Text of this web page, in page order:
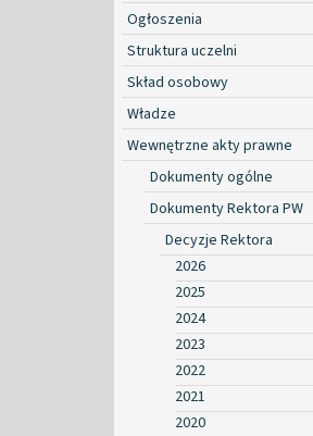
Ogłoszenia
Struktura uczelni
Skład osobowy
Władze
Wewnętrzne akty prawne
Dokumenty ogólne
Dokumenty Rektora PW
Decyzje Rektora
2026
2025
2024
2023
2022
2021
2020